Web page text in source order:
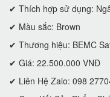
✔ Thích hợp sử dụng:
✔ Màu sắc: Brown
✔ Thương hiệu: BEMC
✔ Giá: 22.500.000 VNĐ
✔ Liên Hệ Zalo: 098